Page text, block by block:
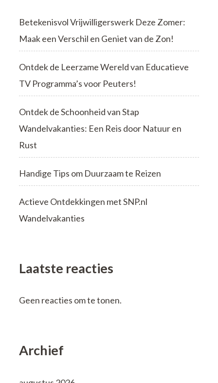
Betekenisvol Vrijwilligerswerk Deze Zomer:
Maak een Verschil en Geniet van de Zon!
Ontdek de Leerzame Wereld van Educatieve
TV Programma’s voor Peuters!
Ontdek de Schoonheid van Stap
Wandelvakanties: Een Reis door Natuur en
Rust
Handige Tips om Duurzaam te Reizen
Actieve Ontdekkingen met SNP.nl
Wandelvakanties
Laatste reacties
Geen reacties om te tonen.
Archief